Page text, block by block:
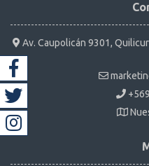
Av. Caupolicán 9301,